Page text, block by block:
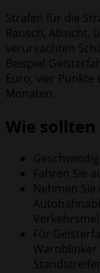
Strafen für die
Rausch, Absicht,
verursachten
Beispiel
Euro, vier Punkte
Monaten.
Wie
Fahren Sie
Nehmen
Für
Warnblinker